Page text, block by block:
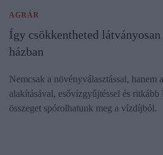
AGRÁR
Így csökkentheted
házban
Nemcsak a növényválasztással, hanem
alakításával, esővízgyűjtéssel és ritkább
összeget spórolhatunk meg a vízdíjból.